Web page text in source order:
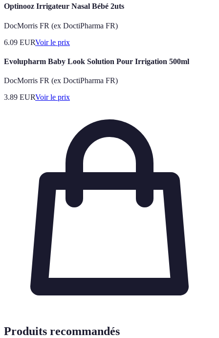
Optinooz Irrigateur Nasal Bébé 2uts
DocMorris FR (ex DoctiPharma FR)
6.09 EURVoir le prix
Evolupharm Baby Look Solution Pour Irrigation 500ml
DocMorris FR (ex DoctiPharma FR)
3.89 EURVoir le prix
Produits recommandés